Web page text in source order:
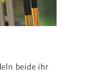
beide ihr